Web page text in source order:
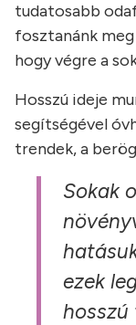
tudatosabb
fosztanánk
hogy végre a
Hosszú ideje
segítségével
trendek, a
Sokak
ezek
hosszú